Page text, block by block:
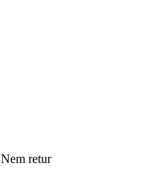
Nem retur